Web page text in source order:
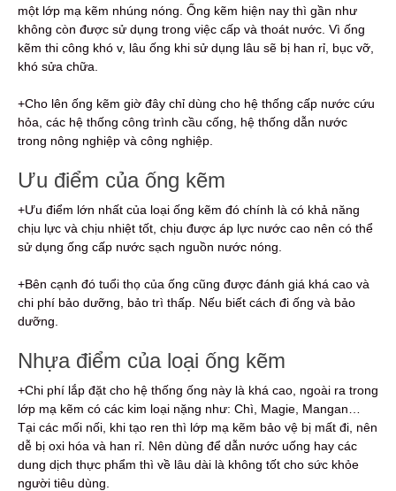
một lớp mạ kẽm nhúng nóng. Ống kẽm hiện nay thì gần như
không còn được sử dụng trong việc cấp và thoát nước. Vì ống
kẽm thi công khó v, lâu ống khi sử dụng lâu sẽ bị han rỉ, bục vỡ,
khó sửa chữa.
+Cho lên ống kẽm giờ đây chỉ dùng cho hệ thống cấp nước cứu
hỏa, các hệ thống công trình cầu cống, hệ thống dẫn nước
trong nông nghiệp và công nghiệp.
Ưu điểm của ống kẽm
+Ưu điểm lớn nhất của loại ống kẽm đó chính là có khả năng
chịu lực và chịu nhiệt tốt, chịu được áp lực nước cao nên có thể
sử dụng ống cấp nước sạch nguồn nước nóng.
+Bên cạnh đó tuổi thọ của ống cũng được đánh giá khá cao và
chi phí bảo dưỡng, bảo trì thấp. Nếu biết cách đi ống và bảo
dưỡng.
Nhựa điểm của loại ống kẽm
+Chi phí lắp đặt cho hệ thống ống này là khá cao, ngoài ra trong
lớp mạ kẽm có các kim loại nặng như: Chì, Magie, Mangan…
Tại các mối nối, khi tạo ren thì lớp mạ kẽm bảo vệ bị mất đi, nên
dễ bị oxi hóa và han rỉ. Nên dùng để dẫn nước uống hay các
dung dịch thực phẩm thì về lâu dài là không tốt cho sức khỏe
người tiêu dùng.